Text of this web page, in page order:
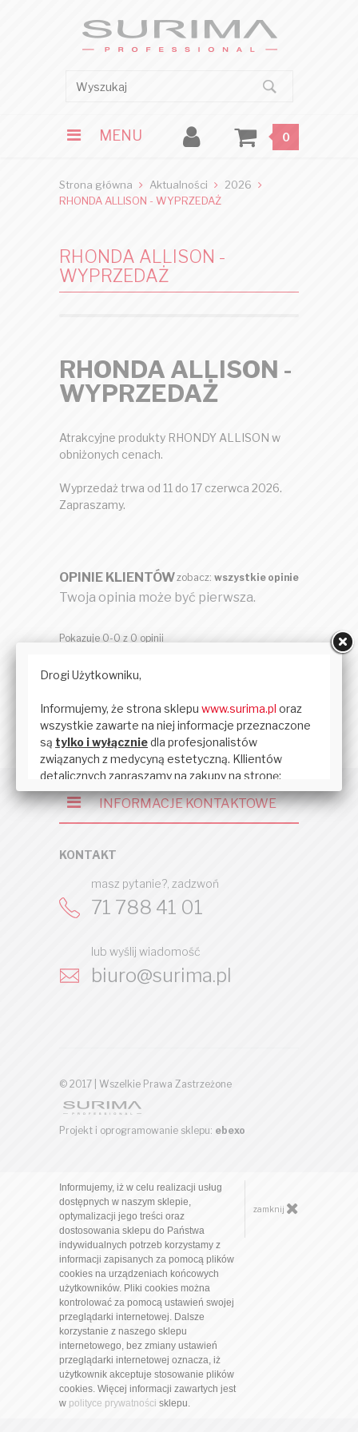
MENU 0
Strona główna Aktualności
2026
RHONDA ALLISON - WYPRZEDAŻ
RHONDA ALLISON -
WYPRZEDAŻ
RHONDA ALLISON -
WYPRZEDAŻ
Atrakcyjne produkty RHONDY ALLISON w
obniżonych cenach.
Wyprzedaż trwa od 11 do 17 czerwca 2026.
Zapraszamy.
OPINIE KLIENTÓWzobacz: wszystkie opinie
Twoja opinia może być pierwsza.
Pokazuje 0-0 z 0 opinii
DODAJ OPINIĘ
INFORMACJE KONTAKTOWE
KONTAKT
masz pytanie?, zadzwoń
71 788 41 01
lub wyślij wiadomość
biuro@surima.pl
© 2017 | Wszelkie Prawa Zastrzeżone
Projekt i oprogramowanie sklepu: ebexo
Informujemy, iż w celu realizacji usług
dostępnych w naszym sklepie,
optymalizacji jego treści oraz
dostosowania sklepu do Państwa
indywidualnych potrzeb korzystamy z
informacji zapisanych za pomocą plików
cookies na urządzeniach końcowych
użytkowników. Pliki cookies można
kontrolować za pomocą ustawień swojej
przeglądarki internetowej. Dalsze
korzystanie z naszego sklepu
internetowego, bez zmiany ustawień
przeglądarki internetowej oznacza, iż
użytkownik akceptuje stosowanie plików
cookies. Więcej informacji zawartych jest
w polityce prywatności sklepu.
zamknij